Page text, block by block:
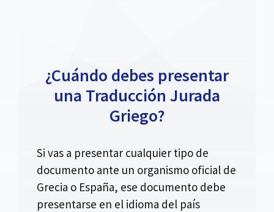
¿Cuándo debes presentar
una Traducción Jurada
Griego?
Si vas a presentar cualquier tipo de
documento ante un organismo oficial de
Grecia o España, ese documento debe
presentarse en el idioma del país